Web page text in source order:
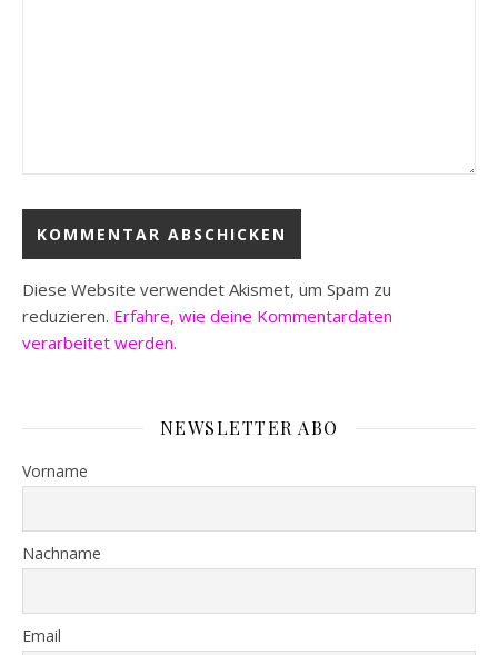
Diese Website verwendet Akismet, um Spam zu
reduzieren. Erfahre, wie deine Kommentardaten
verarbeitet werden.
NEWSLETTER ABO
Vorname
Nachname
Email